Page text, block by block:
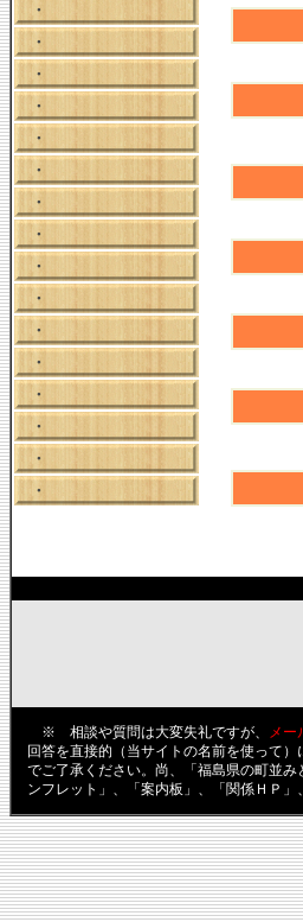
・
・
・
・
・
・
・
・
・
・
・
・
・
・
・
・
※ 相談や質問は大変失礼ですが、 メー
回答を直接的（当サイトの名前を使って
でご了承ください。尚、「福島県の町並
ンフレット」、「案内板」、「関係ＨＰ